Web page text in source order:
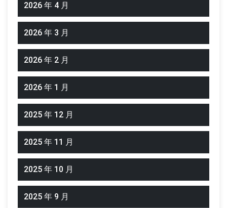
2026 年 4 月
2026 年 3 月
2026 年 2 月
2026 年 1 月
2025 年 12 月
2025 年 11 月
2025 年 10 月
2025 年 9 月